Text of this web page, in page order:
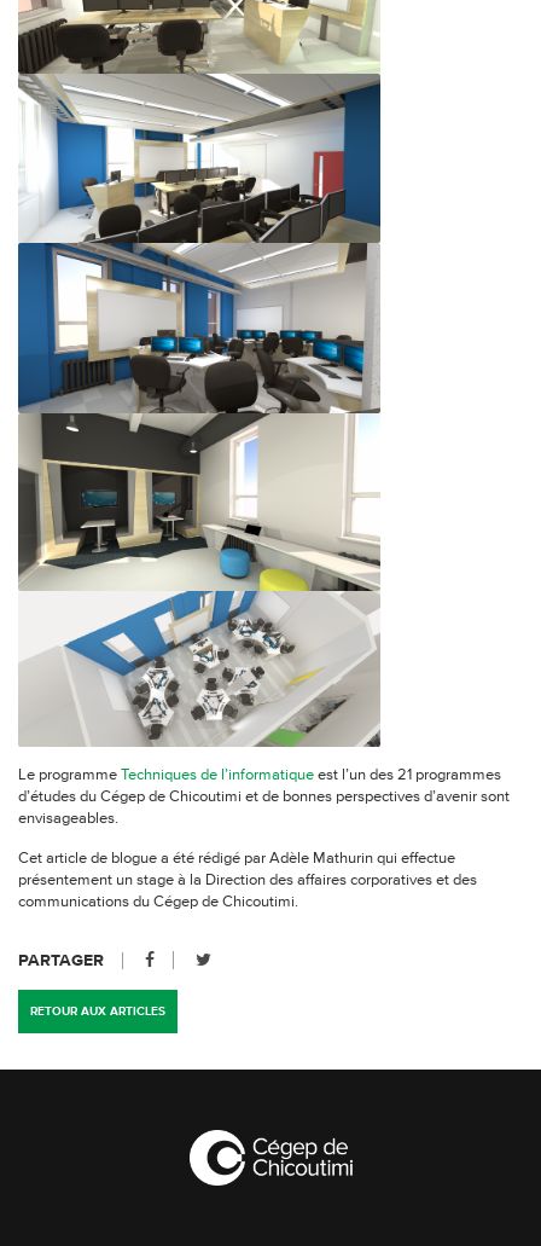
Le programme Techniques de l’informatique est l’un des 21 programmes
d’études du Cégep de Chicoutimi et de bonnes perspectives d’avenir sont
envisageables.
Cet article de blogue a été rédigé par Adèle Mathurin qui effectue
présentement un stage à la Direction des affaires corporatives et des
communications du Cégep de Chicoutimi.
PARTAGER
RETOUR AUX ARTICLES